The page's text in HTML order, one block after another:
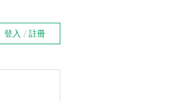
登入 / 註冊